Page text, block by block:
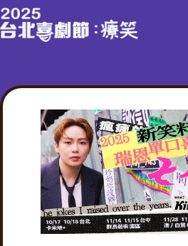
跳
至
容